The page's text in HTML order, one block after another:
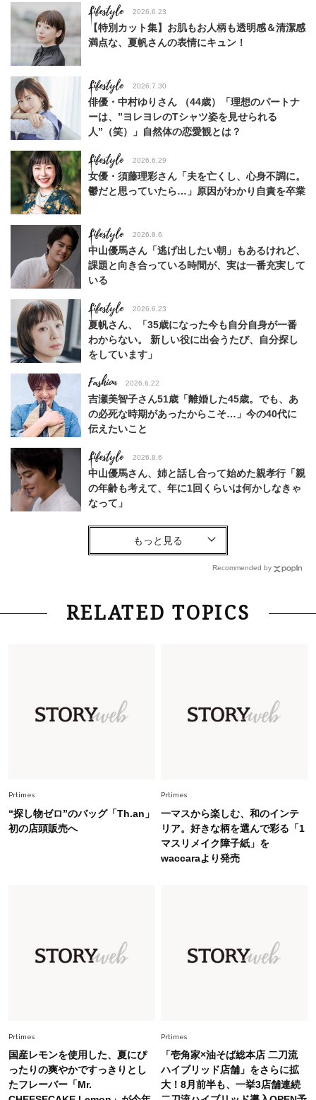
Lifestyle 2026.6.23
【特別カット集】お肌もお人柄も透明感＆清潔感
満点な、夏帆さんの表情にキュン！
Lifestyle 2026.7.30
俳優・中村ゆりさん （44歳）「理想のパートナ
ーは、”ヨレヨレのTシャツ姿を見せられる
人”（笑）」自然体の恋愛観とは？
Lifestyle 2026.6.29
女優・須藤理彩さん「夫を亡くし、心身不調に。
鬱だと思っていたら…」原因がわかり自責を卒業
Lifestyle 2026.8.6
中山優馬さん「逃げ出したい朝」もあるけれど、
課題と向き合っている時間が、実は一番充実して
いる
Lifestyle 2026.6.23
夏帆さん、「35歳になった今も自分自身が一番
わからない。 新しい役に出会うたび、自分探し
をしています」
Fashion 2026.6.22
吉瀬美智子さん51歳「離婚した45歳。でも、あ
の必死な時期があったからこそ…」今の40代に
伝えたいこと
Lifestyle 2026.8.6
中山優馬さん、姉と話し合って始めた親孝行「親
の年齢も考えて、年に1回くらいは何かしなきゃ
なって」
Lifestyle
「お若いですね」は褒め言葉？“若い＝美しい”と
Lifestyle 2026.8.6
26年夏の【開運アクション】は”ひと拭き”習
を育み中「理想の暮らしよりも今の心地よさを選
んだ」
白黒でもこんなに華やぐ！40代、夏の「甘めト
ップス×パンツ」コーデ〈3選〉
Fashion 2026.5.29
今、40代の「メガネ＆サングラス」のトレンド
に更新あり！“黒ぶち以外”が新定番に
Recommended by
RELATED TOPICS
Prtimes
“探し物ゼロ”のバッグ「Th.an」
初の店頭販売へ
Prtimes
一マスから楽しむ、和のインテ
リア。好きな柄を選んで彩る「1
マスリメイク障子紙」を
waccaraより発売
Prtimes
国産レモンを使用した、夏にぴ
ったりの爽やかですっきりとし
たフレーバー「Mr.
Prtimes
「壱角家×油そば総本店 二刀流
ハイブリッド店舗」をさらに拡
大！8月前半も、一挙3店舗連続